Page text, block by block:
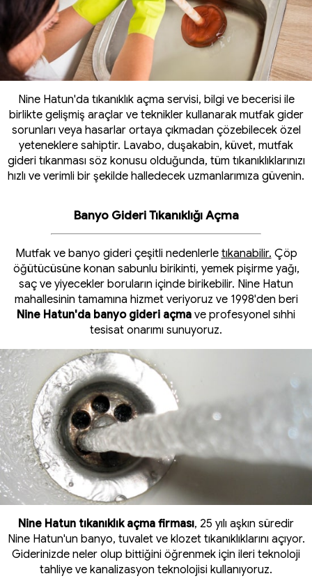
Nine Hatun'da tıkanıklık açma servisi, bilgi ve becerisi ile
birlikte gelişmiş araçlar ve teknikler kullanarak mutfak gider
sorunları veya hasarlar ortaya çıkmadan çözebilecek özel
yeteneklere sahiptir. Lavabo, duşakabin, küvet, mutfak
gideri tıkanması söz konusu olduğunda, tüm tıkanıklıklarınızı
hızlı ve verimli bir şekilde halledecek uzmanlarımıza güvenin.
Banyo Gideri Tıkanıklığı Açma
Mutfak ve banyo gideri çeşitli nedenlerle tıkanabilir. Çöp
öğütücüsüne konan sabunlu birikinti, yemek pişirme yağı,
saç ve yiyecekler boruların içinde birikebilir. Nine Hatun
mahallesinin tamamına hizmet veriyoruz ve 1998'den beri
Nine Hatun'da banyo gideri açma ve profesyonel sıhhi
tesisat onarımı sunuyoruz.
Nine Hatun tıkanıklık açma firması, 25 yılı aşkın süredir
Nine Hatun'un banyo, tuvalet ve klozet tıkanıklıklarını açıyor.
Giderinizde neler olup bittiğini öğrenmek için ileri teknoloji
tahliye ve kanalizasyon teknolojisi kullanıyoruz.